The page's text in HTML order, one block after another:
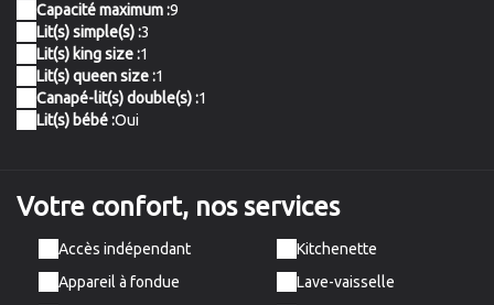
Capacité maximum :9
Lit(s) simple(s) :3
Lit(s) king size :1
Lit(s) queen size :1
Canapé-lit(s) double(s) :1
Lit(s) bébé :Oui
Votre confort, nos services
Accès indépendant
Appareil à fondue
Kitchenette
Lave-vaisselle